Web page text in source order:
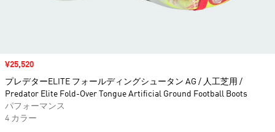
セール価格
¥25,520
プレデターELITE フォールディングシュータン AG / 人工芝用 /
Predator Elite Fold-Over Tongue Artificial Ground Football Boots
パフォーマンス
4 カラー